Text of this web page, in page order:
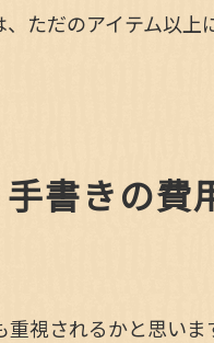
ただのアイテム以上
書きの費
視されるかと思い